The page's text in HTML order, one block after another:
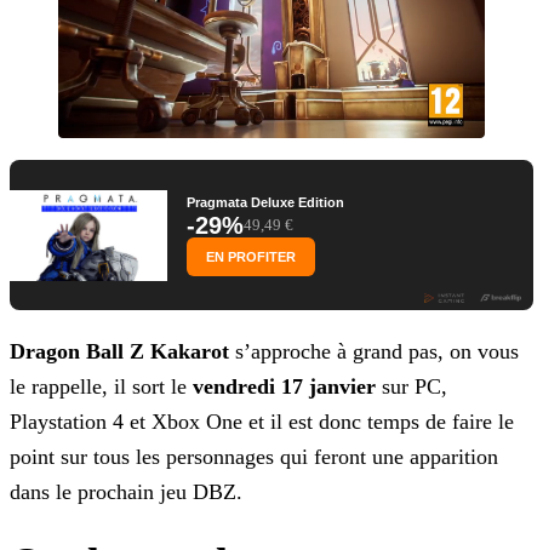
Pragmata Deluxe Edition
-29%49,49 €
EN PROFITER
Dragon Ball Z Kakarot s’approche à grand pas, on vous
le rappelle, il sort le vendredi 17 janvier sur PC,
Playstation 4 et Xbox One et il est donc temps de faire le
point sur tous les personnages qui feront une apparition
dans le prochain jeu DBZ.